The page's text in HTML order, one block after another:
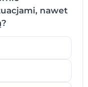
nawet